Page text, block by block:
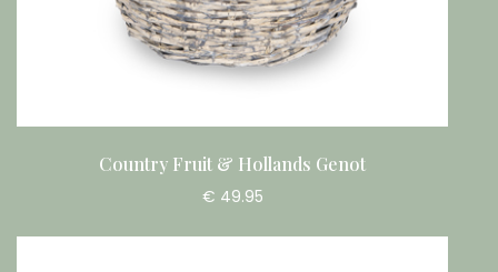
Country Fruit & Hollands Genot
€ 49.95